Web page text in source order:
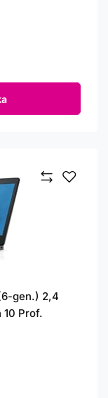
gen.) 2,4
10 Prof.